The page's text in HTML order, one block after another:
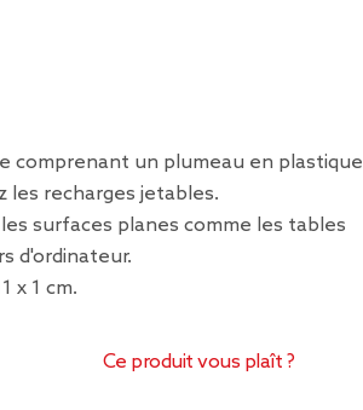
comprenant un plumeau en plastique
les recharges jetables.
surfaces planes comme les tables
d'ordinateur.
x 1 cm.
Ce produit vous plaît ?